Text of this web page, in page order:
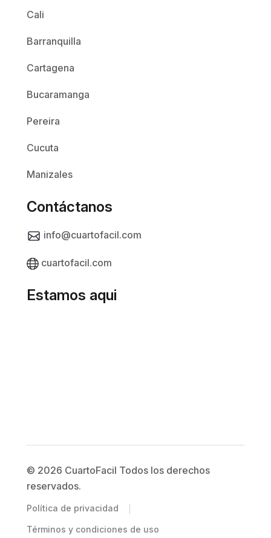
Cali
Barranquilla
Cartagena
Bucaramanga
Pereira
Cucuta
Manizales
Contáctanos
info@cuartofacil.com
cuartofacil.com
Estamos aqui
© 2026 CuartoFacil Todos los derechos
reservados.
Política de privacidad |
Términos y condiciones de uso